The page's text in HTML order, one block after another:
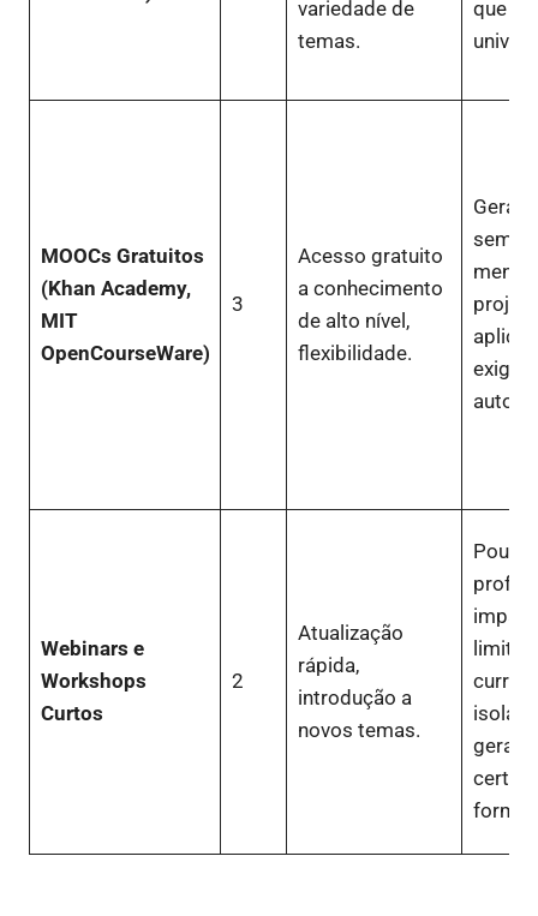
variedade de
temas.
que
MOOCs Gratuitos
(Khan Academy,
MIT
OpenCourseWare)
3
Acesso gratuito
a conhecimento
de alto nível,
flexibilidade.
sem
exigir
Webinars e
Workshops
Curtos
2
Atualização
rápida,
introdução a
novos temas.
Pouca
formal.